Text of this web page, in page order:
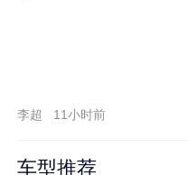
李超 11小时前
车型推荐